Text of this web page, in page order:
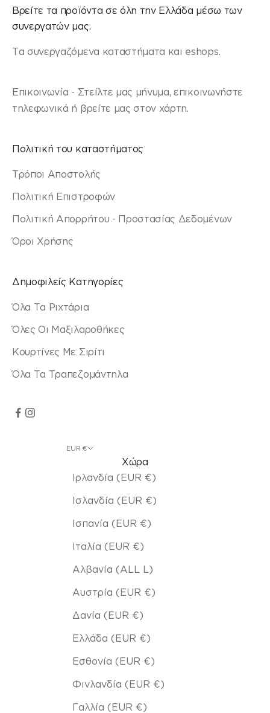
Βρείτε τα προϊόντα σε όλη την Ελλάδα μέσω των
συνεργατών μας.
Τα συνεργαζόμενα καταστήματα και eshops.
Επικοινωνία - Στείλτε μας μήνυμα, επικοινωνήστε
τηλεφωνικά ή βρείτε μας στον χάρτη.
Πολιτική του καταστήματος
Τρόποι Αποστολής
Πολιτική Επιστροφών
Πολιτική Απορρήτου - Προστασίας Δεδομένων
Όροι Χρήσης
Δημοφιλείς Κατηγορίες
Όλα Τα Ριχτάρια
Όλες Οι Μαξιλαροθήκες
Κουρτίνες Με Σιρίτι
Όλα Τα Τραπεζομάντηλα
EUR €
Χώρα
Ιρλανδία (EUR €)
Ισλανδία (EUR €)
Ισπανία (EUR €)
Ιταλία (EUR €)
Αλβανία (ALL L)
Αυστρία (EUR €)
Δανία (EUR €)
Ελλάδα (EUR €)
Εσθονία (EUR €)
Φινλανδία (EUR €)
Γαλλία (EUR €)